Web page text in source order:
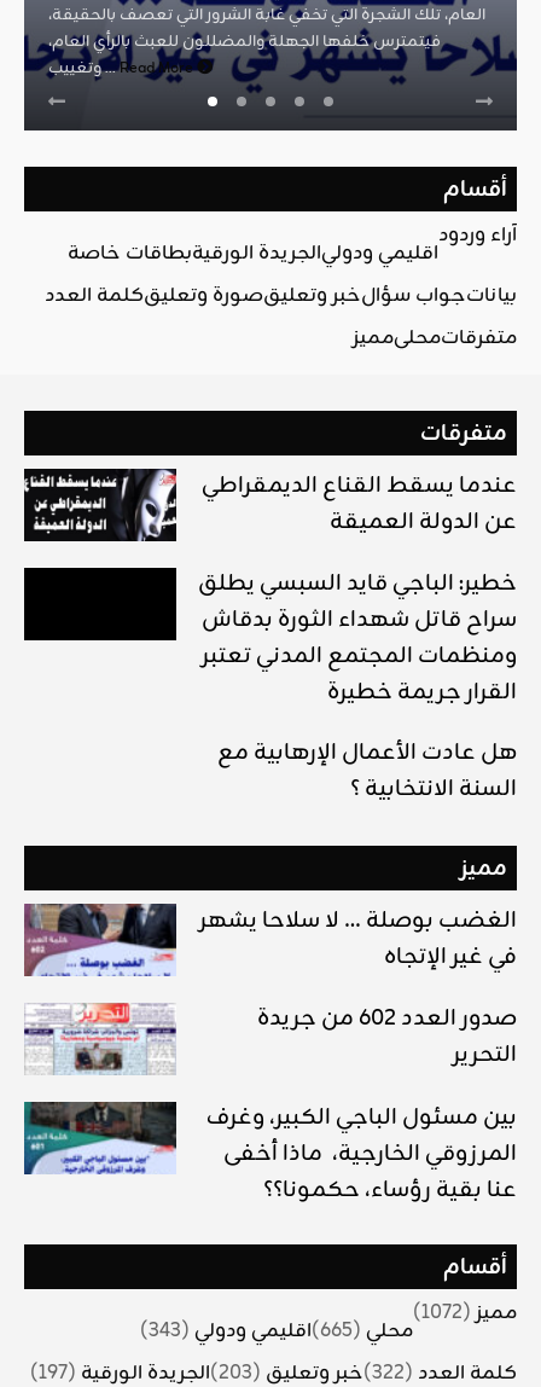
العام، تلك الشجرة التي تخفي غابة الشرور التي تعصف بالحقيقة،
فيتمترس خلفها الجهلة والمضللون للعبث بالرأي العام،
وتغييب ...Read More
أقسام
آراء وردود
اقليمي ودوليالجريدة الورقيةبطاقات خاصة
بياناتجواب سؤالخبر وتعليقصورة وتعليقكلمة العدد
متفرقاتمحليمميز
متفرقات
عندما يسقط القناع الديمقراطي
عن الدولة العميقة
خطير: الباجي قايد السبسي يطلق
سراح قاتل شهداء الثورة بدقاش
ومنظمات المجتمع المدني تعتبر
القرار جريمة خطيرة
هل عادت الأعمال الإرهابية مع
السنة الانتخابية ؟
مميز
الغضب بوصلة … لا سلاحا يشهر
في غير الإتجاه
صدور العدد 602 من جريدة
التحرير
بين مسئول الباجي الكبير، وغرف
المرزوقي الخارجية، ماذا أخفى
عنا بقية رؤساء، حكمونا؟؟
أقسام
مميز(1072)
محلي (665) اقليمي ودولي (343)
كلمة العدد (322) خبر وتعليق (203) الجريدة الورقية (197)